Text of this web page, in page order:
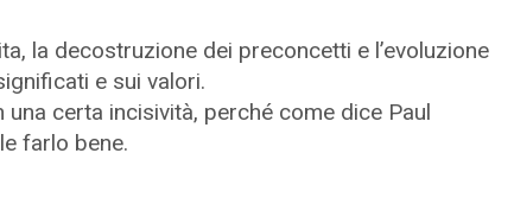
la decostruzione dei preconcetti e l’evoluzione
e sui valori.
certa incisività, perché come dice Paul
farlo bene.